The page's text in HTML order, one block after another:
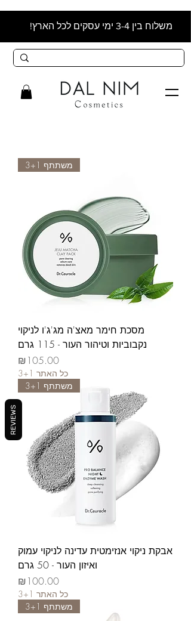
משלוח בין 3-4 ימי עסקים לכל הארץ!
משתתף 3+1
מסכת חימר מאצ'ה מג'ג'ו לניקוי
נקבוביות וטיהור העור - 115 גרם
가격
₪105.00
3+1 כל האתר
משתתף 3+1
אבקת ניקוי אנזימטית עדינה לניקוי עמוק
ואיזון העור - 50 גרם
가격
₪100.00
3+1 כל האתר
משתתף 3+1
REVIEWS